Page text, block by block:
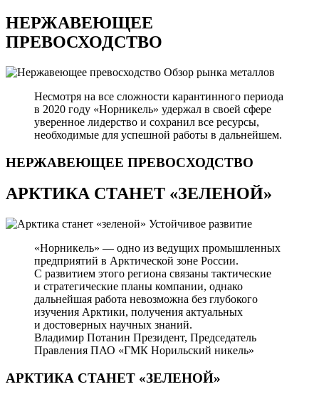
НЕРЖАВЕЮЩЕЕ
ПРЕВОСХОДСТВО
Обзор рынка металлов
Несмотря на все сложности карантинного периода
в 2020 году «Норникель» удержал в своей сфере
уверенное лидерство и сохранил все ресурсы,
необходимые для успешной работы в дальнейшем.
НЕРЖАВЕЮЩЕЕ ПРЕВОСХОДСТВО
АРКТИКА СТАНЕТ «ЗЕЛЕНОЙ»
Устойчивое развитие
«Норникель» — одно из ведущих промышленных
предприятий в Арктической зоне России.
С развитием этого региона связаны тактические
и стратегические планы компании, однако
дальнейшая работа невозможна без глубокого
изучения Арктики, получения актуальных
и достоверных научных знаний.
Владимир Потанин Президент, Председатель
Правления ПАО «ГМК Норильский никель»
АРКТИКА СТАНЕТ «ЗЕЛЕНОЙ»